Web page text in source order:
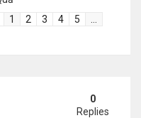
1 2 3 4 5
by Iconic Television
0
Replies